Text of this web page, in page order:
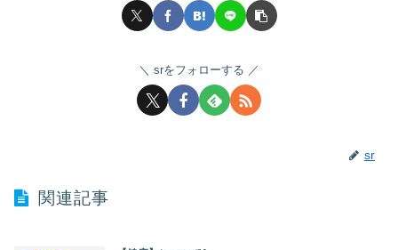
srをフォローする
sr
関連記事